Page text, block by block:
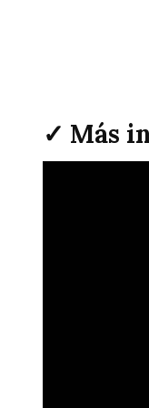
✓ Más